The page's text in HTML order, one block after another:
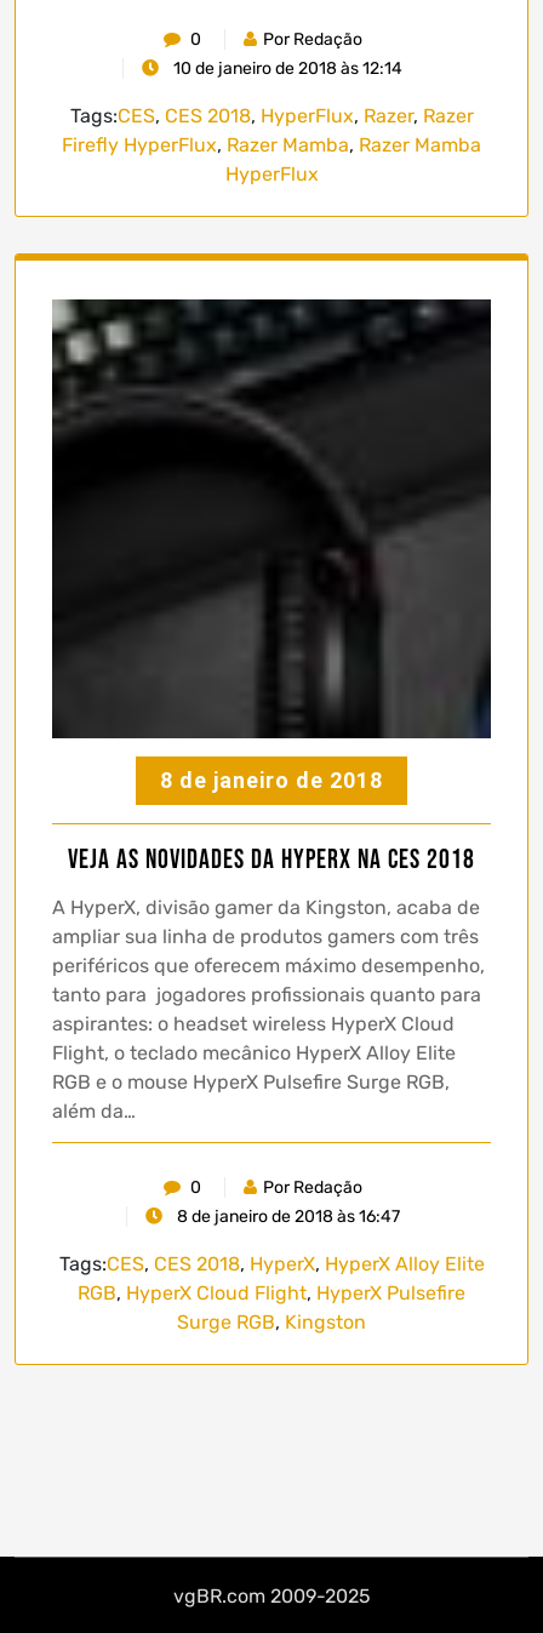
0
Por Redação
10 de janeiro de 2018 às 12:14
Tags:CES, CES 2018, HyperFlux, Razer, Razer
Firefly HyperFlux, Razer Mamba, Razer Mamba
HyperFlux
8 de janeiro de 2018
Veja as novidades da HyperX na CES 2018
A HyperX, divisão gamer da Kingston, acaba de
ampliar sua linha de produtos gamers com três
periféricos que oferecem máximo desempenho,
tanto para jogadores profissionais quanto para
aspirantes: o headset wireless HyperX Cloud
Flight, o teclado mecânico HyperX Alloy Elite
RGB e o mouse HyperX Pulsefire Surge RGB,
além da…
0
Por Redação
8 de janeiro de 2018 às 16:47
Tags:CES, CES 2018, HyperX, HyperX Alloy Elite
RGB, HyperX Cloud Flight, HyperX Pulsefire
Surge RGB, Kingston
vgBR.com 2009-2025